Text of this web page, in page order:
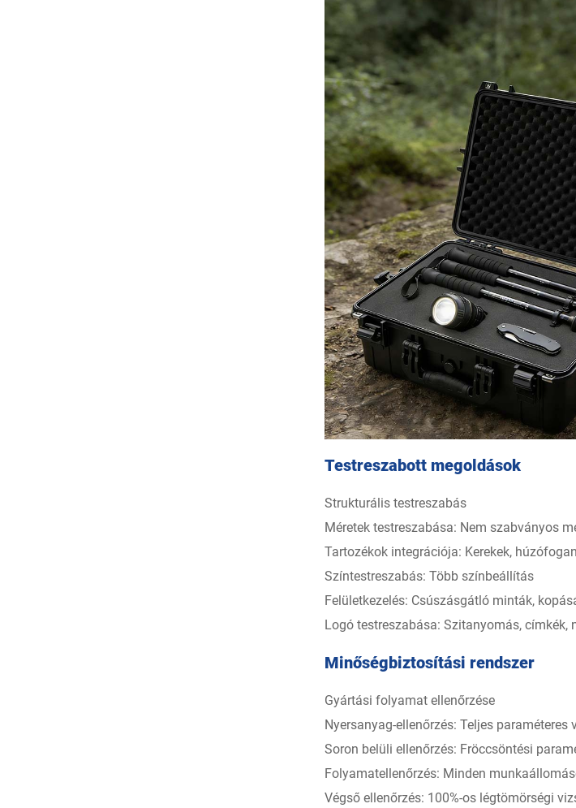
Testreszabott megoldások
Strukturális testreszabás
Méretek testreszabása: Nem szabványos
Tartozékok integrációja: Kerekek,
Színtestreszabás: Több színbeállítás
Felületkezelés: Csúszásgátló minták,
Logó testreszabása: Szitanyomás, címkék,
Minőségbiztosítási rendszer
Gyártási folyamat ellenőrzése
Nyersanyag-ellenőrzés: Teljes paraméteres
Soron belüli ellenőrzés: Fröccsöntési
Folyamatellenőrzés: Minden
Végső ellenőrzés: 100%-os légtömörségi